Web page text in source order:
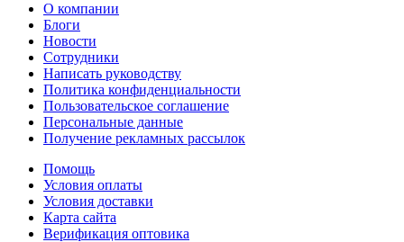
О компании
Блоги
Новости
Сотрудники
Написать руководству
Политика конфиденциальности
Пользовательское соглашение
Персональные данные
Получение рекламных рассылок
Помощь
Условия оплаты
Условия доставки
Карта сайта
Верификация оптовика